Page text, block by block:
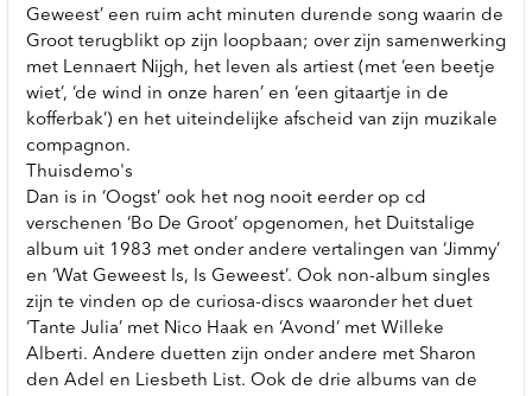
Geweest’ een ruim acht minuten durende song waarin de
Groot terugblikt op zijn loopbaan; over zijn samenwerking
met Lennaert Nijgh, het leven als artiest (met ‘een beetje
wiet’, ‘de wind in onze haren’ en ‘een gitaartje in de
kofferbak’) en het uiteindelijke afscheid van zijn muzikale
compagnon.
Thuisdemo's
Dan is in ‘Oogst’ ook het nog nooit eerder op cd
verschenen ‘Bo De Groot’ opgenomen, het Duitstalige
album uit 1983 met onder andere vertalingen van ‘Jimmy’
en ‘Wat Geweest Is, Is Geweest’. Ook non-album singles
zijn te vinden op de curiosa-discs waaronder het duet
‘Tante Julia’ met Nico Haak en ‘Avond’ met Willeke
Alberti. Andere duetten zijn onder andere met Sharon
den Adel en Liesbeth List. Ook de drie albums van de